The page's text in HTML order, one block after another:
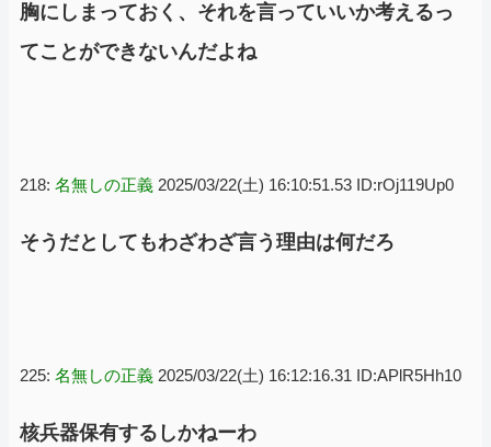
胸にしまっておく、それを言っていいか考えるっ
てことができないんだよね
218: 名無しの正義 2025/03/22(土) 16:10:51.53 ID:rOj119Up0
そうだとしてもわざわざ言う理由は何だろ
225: 名無しの正義 2025/03/22(土) 16:12:16.31 ID:APlR5Hh10
核兵器保有するしかねーわ